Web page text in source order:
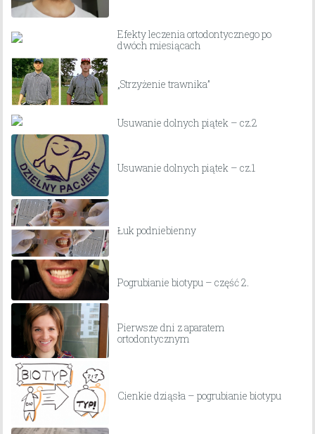
Efekty leczenia ortodontycznego po
dwóch miesiącach
„Strzyżenie trawnika”
Usuwanie dolnych piątek – cz.2
Usuwanie dolnych piątek – cz.1
Łuk podniebienny
Pogrubianie biotypu – część 2.
Pierwsze dni z aparatem
ortodontycznym
Cienkie dziąsła – pogrubianie biotypu